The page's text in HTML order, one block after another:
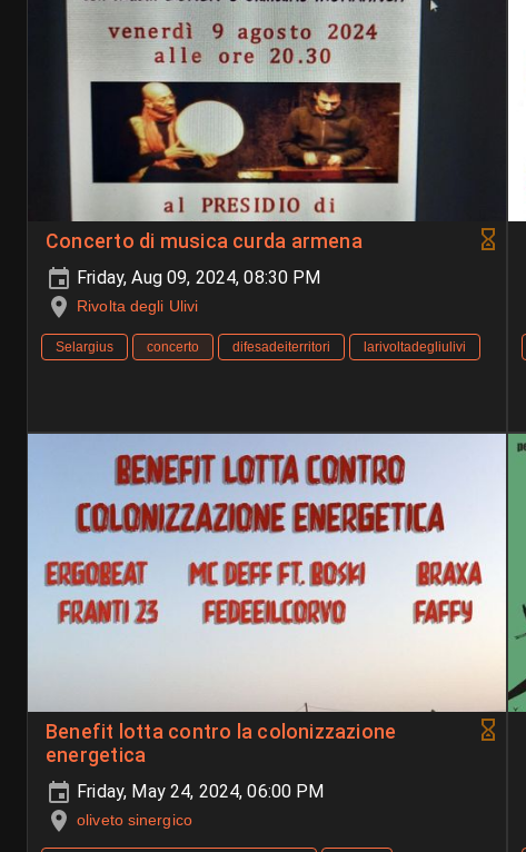
Concerto di musica curda armena
Friday, Aug 09, 2024, 08:30 PM
Rivolta degli Ulivi
Selargius concerto difesadeiterritori larivoltadegliulivi
Benefit lotta contro la colonizzazione
energetica
Friday, May 24, 2024, 06:00 PM
oliveto sinergico